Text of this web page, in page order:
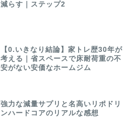
減らす｜ステップ2
【0.いきなり結論】家トレ歴30年が
考える｜省スペースで床耐荷重の不
安がない安価なホームジム
強力な減量サプリと名高いリポドリ
ンハードコアのリアルな感想